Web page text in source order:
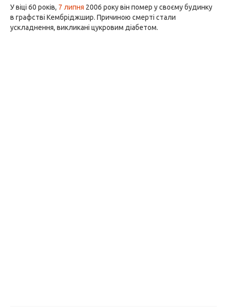
У віці 60 років, 7 липня 2006 року він помер у своєму будинку
в графстві Кембріджшир. Причиною смерті стали
ускладнення, викликані цукровим діабетом.